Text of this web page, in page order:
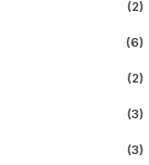
(2)
(6)
(2)
(3)
(3)